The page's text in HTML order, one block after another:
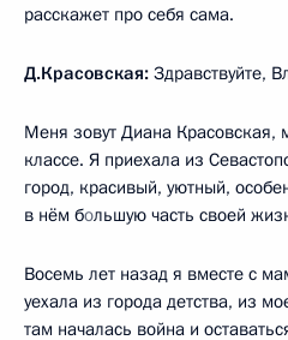
расскажет про себя сама.
Д.Красовская: Здравствуйте,
Меня зовут Диана Красовская,
классе. Я приехала из
город, красивый, уютный,
в нём большую часть своей
Восемь лет назад я вместе с
уехала из города детства, из
там началась война и